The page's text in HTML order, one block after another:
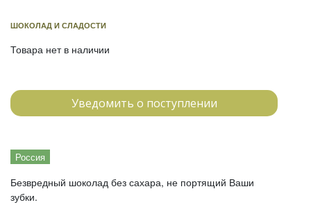
ШОКОЛАД И СЛАДОСТИ
Товара нет в наличии
Уведомить о поступлении
Россия
Безвредный шоколад без сахара, не портящий Ваши
зубки.